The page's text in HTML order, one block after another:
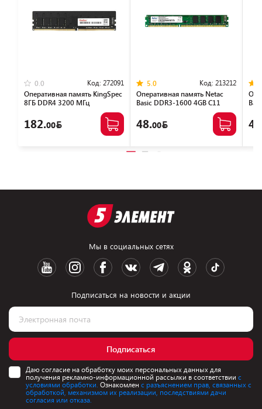
0.0 Код: 272091
Оперативная память KingSpec
8ГБ DDR4 3200 МГц
182.00
5.0 Код: 213212
Оперативная память Netac
Basic DDR3-1600 4GB C11
48.00
Мы в социальных сетях
Подписаться на новости и акции
Подписаться
Даю согласие на обработку моих персональных данных для
получения рекламно-информационной рассылки в соответствии с
условиями обработки. Ознакомлен с разъяснением прав, связанных с
обработкой, механизмом их реализации, последствиями дачи
согласия или отказа.